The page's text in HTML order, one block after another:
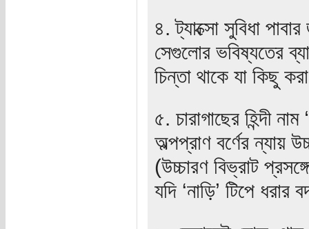
৪. ট্যাক্সো সুবিধা
সেগুলোর ভবিষ্যতের
চিন্তা থাকে যা কিছু
৫. চারাগাছের হিন্দী
অল্পপ্রাণ বর্ণের ন্যায়
(উচ্চারণ বিভ্রাট
যদি ‘নাড়ি’ টিপে